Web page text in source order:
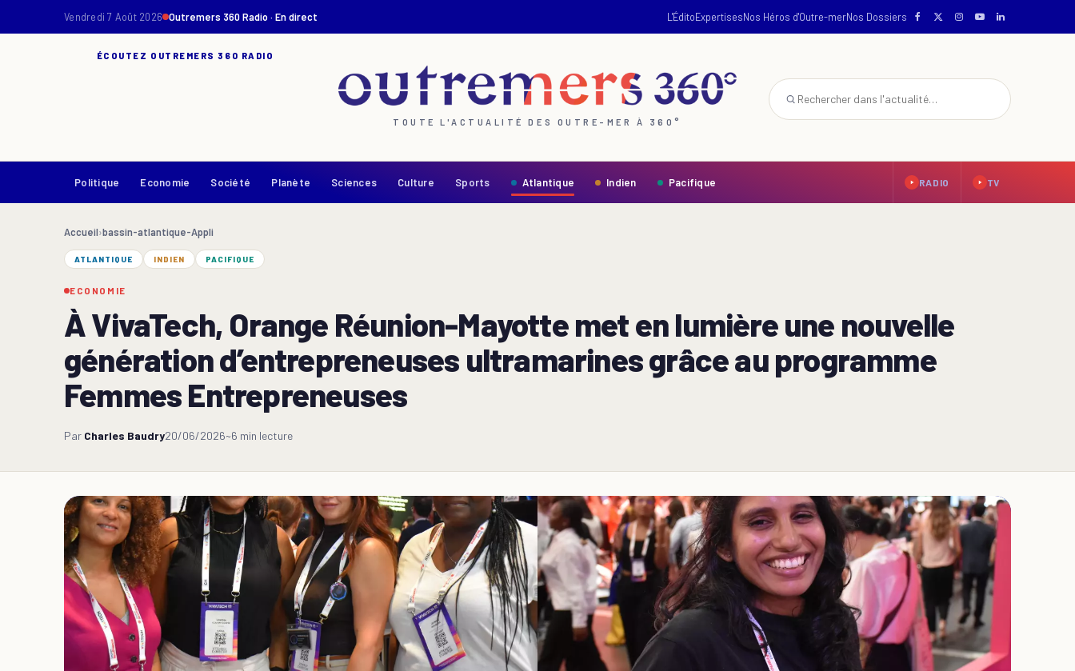
Vendredi 7 Août 2026 Outremers 360 Radio · En direct L'ÉditoExpertisesNos Héros d'Outre-merNos Dossiers
ÉCOUTEZ OUTREMERS 360 RADIO
TOUTE L'ACTUALITÉ DES OUTRE-MER À 360°
Politique Economie Société Planète Sciences Culture Sports Atlantique Indien Pacifique RADIO TV
Accueil›bassin-atlantique-Appli
ATLANTIQUE INDIEN PACIFIQUE
ECONOMIE
À VivaTech, Orange Réunion-Mayotte met en lumière une nouvelle
génération d’entrepreneuses ultramarines grâce au programme
Femmes Entrepreneuses
Par Charles Baudry20/06/2026~6 min lecture